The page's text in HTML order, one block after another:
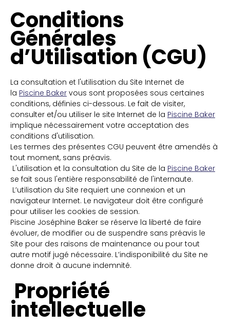
Conditions
Générales
d’Utilisation (CGU)
La consultation et l'utilisation du Site Internet de
la Piscine Baker vous sont proposées sous certaines
conditions, définies ci-dessous. Le fait de visiter,
consulter et/ou utiliser le site Internet de la Piscine Baker
implique nécessairement votre acceptation des
conditions d'utilisation.
Les termes des présentes CGU peuvent être amendés à
tout moment, sans préavis.
L'utilisation et la consultation du Site de la Piscine Baker
se fait sous l'entière responsabilité de l'internaute.
L’utilisation du Site requiert une connexion et un
navigateur Internet. Le navigateur doit être configuré
pour utiliser les cookies de session.
Piscine Joséphine Baker se réserve la liberté de faire
évoluer, de modifier ou de suspendre sans préavis le
Site pour des raisons de maintenance ou pour tout
autre motif jugé nécessaire. L’indisponibilité du Site ne
donne droit à aucune indemnité.
Propriété
intellectuelle